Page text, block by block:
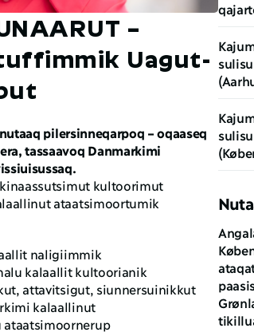
–
Uagut-
pilersinneqarpoq – oqaaseq
tassaavoq Danmarkimi
kultoorimut
ataatsimoortumik
naligiimmik
kalaallit kultoorianik
attavitsigut, siunnersuinikkut
kalaallinut
ataatsimoornerup